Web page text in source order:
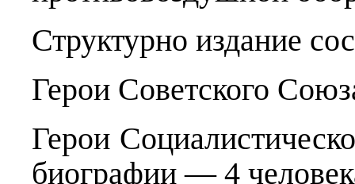
Структурно издание
Герои Советского
Герои
биографии — 4